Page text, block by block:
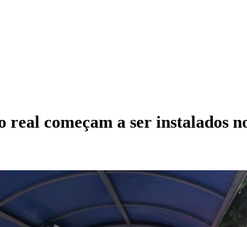
começam a ser instalados